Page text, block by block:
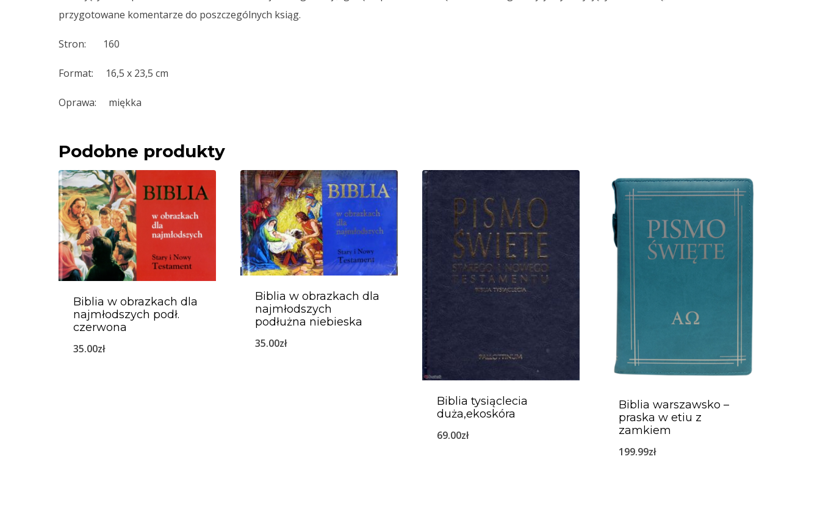
przygotowane komentarze do poszczególnych ksiąg.
Stron: 160
Format: 16,5 x 23,5 cm
Oprawa: miękka
Podobne produkty
Biblia w obrazkach dla
najmłodszych podł.
czerwona
35.00zł
Biblia w obrazkach dla
najmłodszych
podłużna niebieska
35.00zł
Biblia tysiąclecia
duża,ekoskóra
69.00zł
Biblia warszawsko –
praska w etiu z
zamkiem
199.99zł